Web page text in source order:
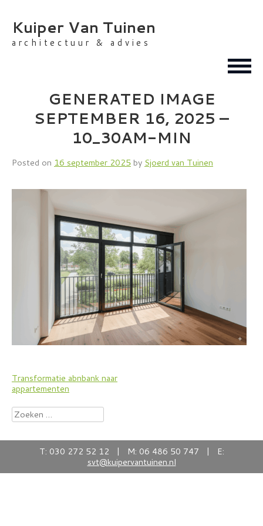
content
Kuiper Van Tuinen
architectuur & advies
GENERATED IMAGE
SEPTEMBER 16, 2025 –
10_30AM-MIN
Posted on 16 september 2025 by Sjoerd van Tuinen
Bericht
navigatie
Transformatie abnbank naar
appartementen
Zoeken
naar:
T: 030 272 52 12 | M: 06 486 50 747 | E:
svt@kuipervantuinen.nl